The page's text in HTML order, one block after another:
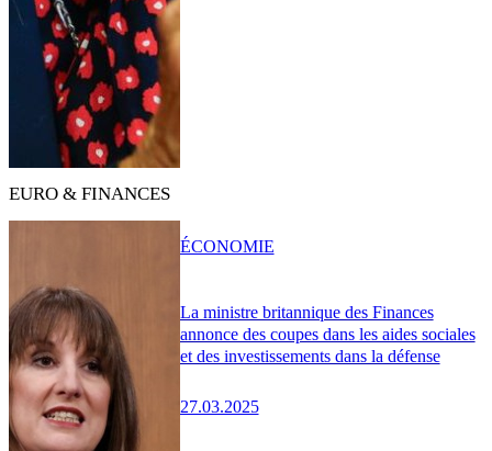
EURO & FINANCES
La ministre britannique des Finances
annonce des coupes dans les aides sociales
et des investissements dans la défense
27.03.2025
ÉCONOMIE